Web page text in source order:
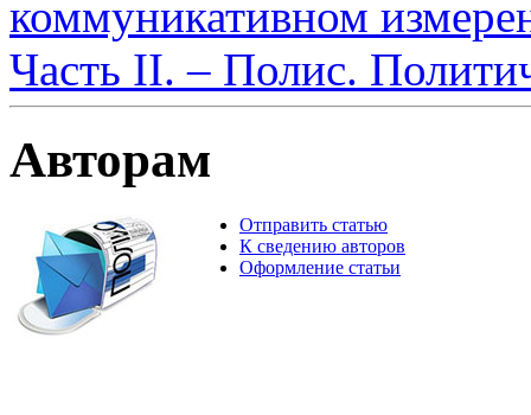
коммуникативном
Часть II. – Полис.
Авторам
Отправить статью
К сведению авторов
Оформление статьи